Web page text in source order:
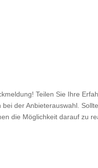
Teilen Sie Ihre
der Anbieterauswahl.
die Möglichkeit darauf zu